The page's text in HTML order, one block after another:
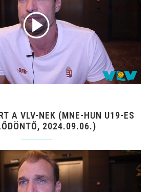
A VLV-NEK (MNE-HUN U19-ES
2024.09.06.)